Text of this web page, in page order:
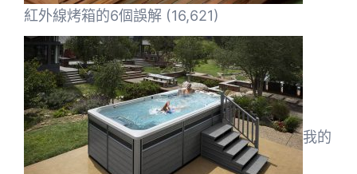
紅外線烤箱的6個誤解 (16,621)
我的